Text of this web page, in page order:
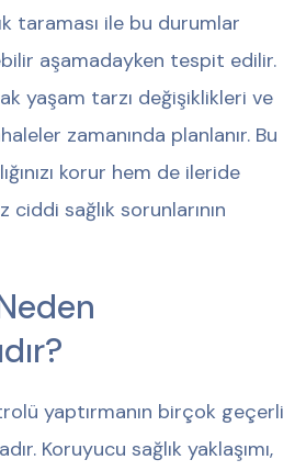
taraması ile bu durumlar
aşamadayken tespit edilir.
yaşam tarzı değişiklikleri ve
zamanında planlanır. Bu
korur hem de ileride
ciddi sağlık sorunlarının
yaptırmanın birçok geçerli
Koruyucu sağlık yaklaşımı,